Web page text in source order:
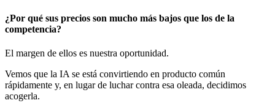
¿Por qué sus precios son mucho más bajos que los de la
competencia?
El margen de ellos es nuestra oportunidad.
Vemos que la IA se está convirtiendo en producto común
rápidamente y, en lugar de luchar contra esa oleada, decidimos
acogerla.